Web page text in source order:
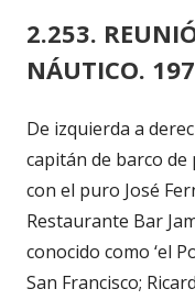
2.253.
NÁUTICO.
De izquierda a
capitán de barco de
con el puro José
Restaurante Bar
conocido como ‘el
San Francisco;